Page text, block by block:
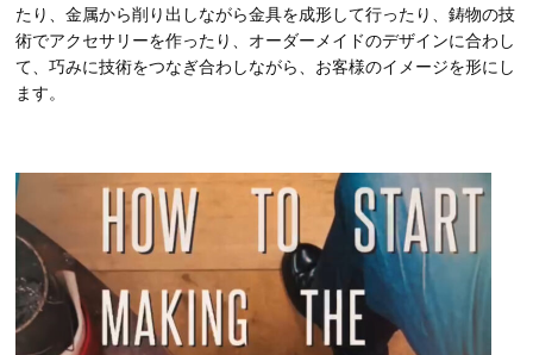
たり、金属から削り出しながら金具を成形して行ったり、鋳物の技
術でアクセサリーを作ったり、オーダーメイドのデザインに合わし
て、巧みに技術をつなぎ合わしながら、お客様のイメージを形にし
ます。